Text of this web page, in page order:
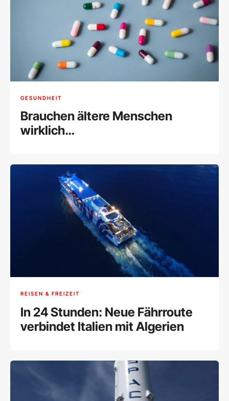
GESUNDHEIT
Brauchen ältere Menschen
wirklich
REISEN & FREIZEIT
In 24 Stunden: Neue Fährroute
verbindet Italien mit Algerien